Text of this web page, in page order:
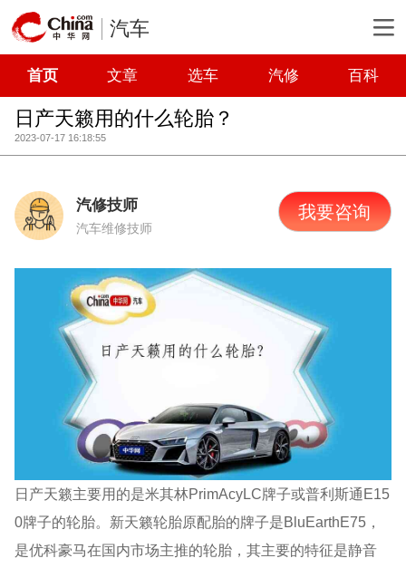
汽车
首页 文章 选车 汽修 百科
日产天籁用的什么轮胎？
2023-07-17 16:18:55
汽修技师
汽车维修技师
我要咨询
日产天籁主要用的是米其林PrimAcyLC牌子或普利斯通E15
0牌子的轮胎。新天籁轮胎原配胎的牌子是BluEarthE75，
是优科豪马在国内市场主推的轮胎，其主要的特征是静音